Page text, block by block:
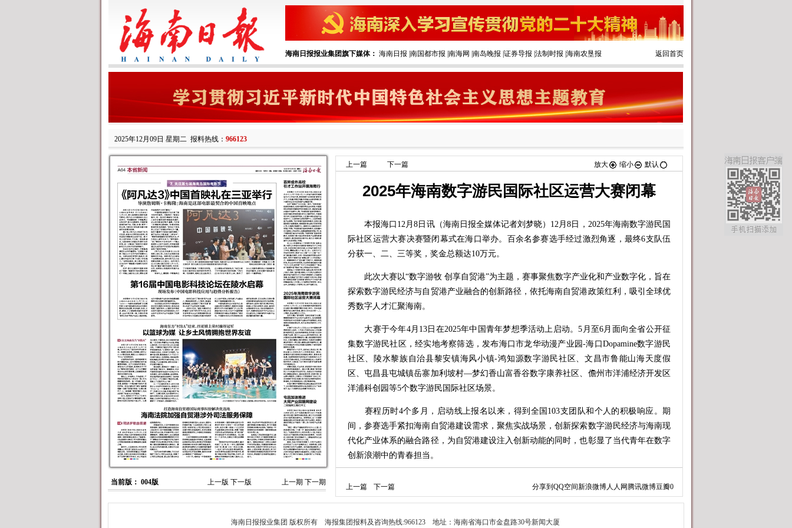
海南日报报业集团旗下媒体： 海南日报 南国都市报 南海网 南岛晚报 证券导报 法制时报 海南农垦报 返回首页
2025年12月09日 星期二 报料热线： 966123
当前版： 004版 上一版 下一版 上一期 下一期
上一篇 下一篇 放大 缩小 默认
2025年海南数字游民国际社区运营大赛闭幕
本报海口12月8日讯（海南日报全媒体记者刘梦晓）12月8日，2025年海南数字游民国
际社区运营大赛决赛暨闭幕式在海口举办。百余名参赛选手经过激烈角逐，最终6支队伍
分获一、二、三等奖，奖金总额达10万元。
此次大赛以“数字游牧 创享自贸港”为主题，赛事聚焦数字产业化和产业数字化，旨在
探索数字游民经济与自贸港产业融合的创新路径，依托海南自贸港政策红利，吸引全球优
秀数字人才汇聚海南。
大赛于今年4月13日在2025年中国青年梦想季活动上启动。5月至6月面向全省公开征
集数字游民社区，经实地考察筛选，发布海口市龙华动漫产业园-海口Dopamine数字游民
社区、陵水黎族自治县黎安镇海风小镇-鸿知源数字游民社区、文昌市鲁能山海天度假
区、屯昌县屯城镇岳寨加利坡村—梦幻香山富香谷数字康养社区、儋州市洋浦经济开发区
洋浦科创园等5个数字游民国际社区场景。
赛程历时4个多月，启动线上报名以来，得到全国103支团队和个人的积极响应。期
间，参赛选手紧扣海南自贸港建设需求，聚焦实战场景，创新探索数字游民经济与海南现
代化产业体系的融合路径，为自贸港建设注入创新动能的同时，也彰显了当代青年在数字
创新浪潮中的青春担当。
了数字游民人才交流展示的优质平台，后续主办方将持续深化赛事成果转化，提供政策支
景，吸引更多全球数字游民汇聚海南，为自贸港建设注入更多青春动能。
上一篇 下一篇 分享到 QQ空间新浪微博人人网 腾讯微博豆瓣0